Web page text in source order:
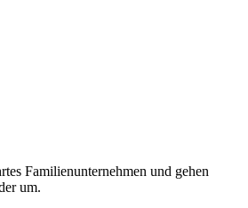
Familienunternehmen und gehen
um.